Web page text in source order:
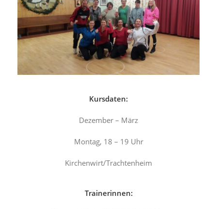
Kursdaten:
Dezember – März
Montag, 18 – 19 Uhr
Kirchenwirt/Trachtenheim
Trainerinnen: